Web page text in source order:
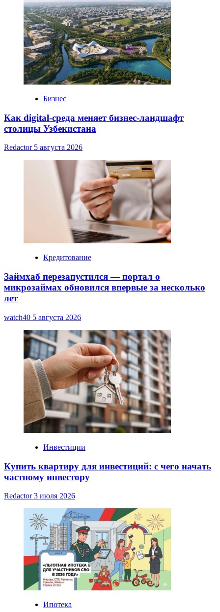
Бизнес
Как digital-среда меняет бизнес-ландшафт
столицы Узбекистана
Redactor 5 августа 2026
Кредитование
Займхаб перезапустился — портал о
микрозаймах обновился впервые за несколько
лет
watch40 5 августа 2026
Инвестиции
Купить квартиру для инвестиций: с чего начать
частному инвестору
Redactor3 июля 2026
Ипотека